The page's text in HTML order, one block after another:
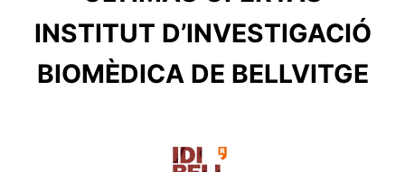
INSTITUT D’INVESTIGACIÓ
BIOMÈDICA DE BELLVITGE